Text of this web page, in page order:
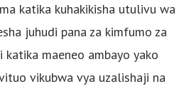
katika kuhakikisha utulivu wa
juhudi pana za kimfumo za
maeneo ambayo yako
vikubwa vya uzalishaji na